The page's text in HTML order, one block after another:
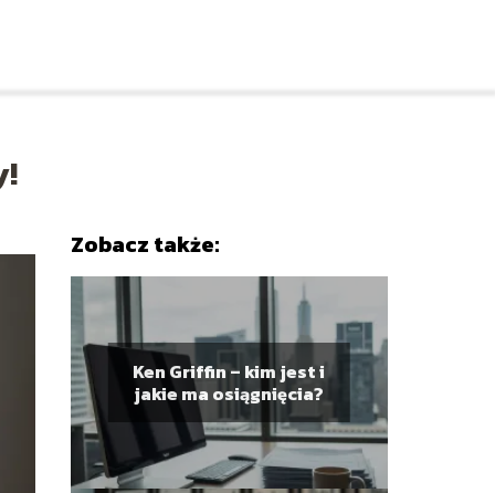
Zobacz także:
Ken Griffin – kim jest i
jakie ma osiągnięcia?